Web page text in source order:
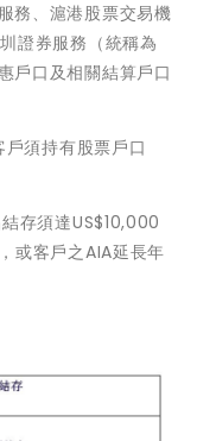
務、滬港股票交易機
證券服務（統稱為
戶口及相關結算戶口
須持有股票戶口
存須達US$10,000
或客戶之AIA延長年